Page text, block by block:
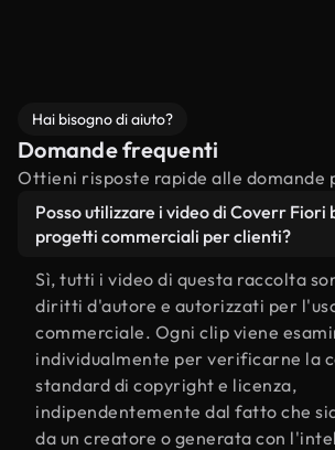
Hai bisogno di aiuto?
Domande frequenti
Ottieni risposte rapide alle domande
Posso utilizzare i video di Coverr Fiori
progetti commerciali per clienti?
Sì, tutti i video di questa raccolta
diritti d'autore e autorizzati per
commerciale. Ogni clip viene
individualmente per verificarne la
standard di copyright e licenza,
indipendentemente dal fatto che
da un creatore o generata con